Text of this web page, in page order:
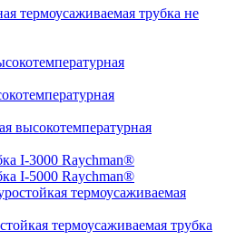
термоусаживаемая трубка не
высокотемпературная
I-3000 Raychman®
I-5000 Raychman®
термоусаживаемая
термоусаживаемая трубка